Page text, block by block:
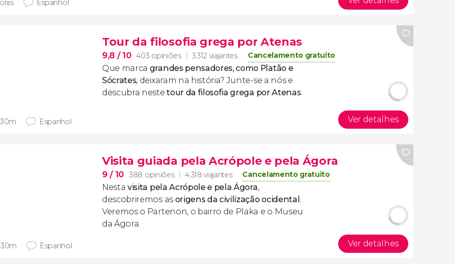
Espanhol
Tour da filosofia grega por Atenas
9,8 / 10 403 opiniões 3.312 viajantes Cancelamento gratuito
Que marca grandes pensadores, como Platão e
Sócrates, deixaram na história? Junte-se a nós e
descubra nestetour da filosofia grega por Atenas.
Espanhol Ver detalhes
Visita guiada pela Acrópole e pela Ágora
9/ 10 388 opiniões 4.318 viajantes Cancelamento gratuito
Nestavisita pela Acrópole e pela Ágora,
descobriremos as origens da civilização ocidental .
Veremos o Partenon, o bairro de Plaka e o Museu
da Ágora.
Espanhol Ver detalhes